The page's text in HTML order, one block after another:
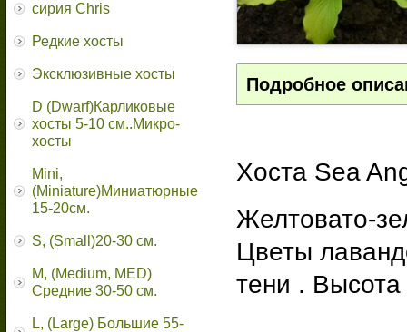
сирия Chris
Редкие хосты
Эксклюзивные хосты
D (Dwarf)Карликовые
хосты 5-10 см..Микро-
хосты
Mini,
(Miniature)Миниатюрные
15-20см.
S, (Small)20-30 см.
M, (Medium, MED)
Средние 30-50 см.
L, (Large) Большие 55-
Подробное
Хоста Sea
Желтовато-
Цветы
тени .